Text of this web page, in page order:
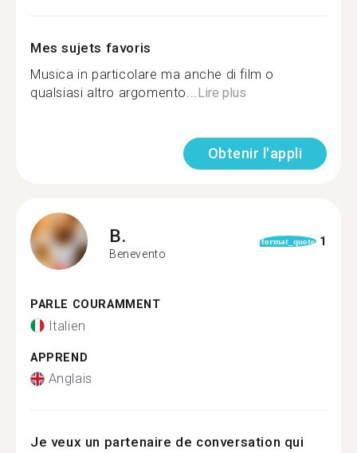
Mes sujets favoris
Musica in particolare ma anche di film o
qualsiasi altro argomento...Lire plus
Obtenir l'appli
B.
Benevento
format_quote 1
PARLE COURAMMENT
Italien
APPREND
Anglais
Je veux un partenaire de conversation qui